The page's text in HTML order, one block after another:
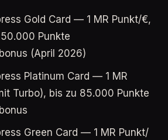
Gold Card — 1 MR Punkt/€,
Punkte
(April 2026)
Platinum Card — 1 MR
Turbo), bis zu 85.000 Punkte
Green Card — 1 MR Punkt/